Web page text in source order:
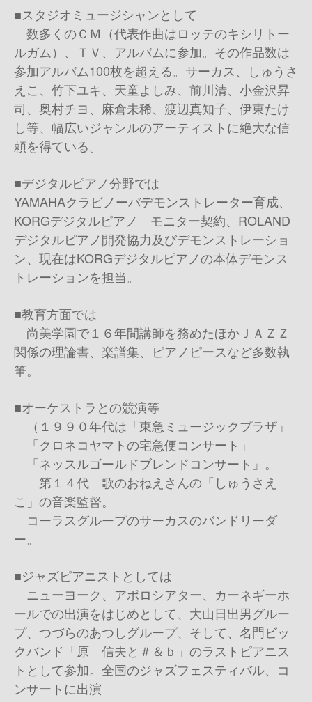
■スタジオミュージシャンとして
数多くのＣＭ（代表作曲はロッテのキシリトー
ルガム）、ＴＶ、アルバムに参加。その作品数は
参加アルバム100枚を超える。サーカス、しゅうさ
えこ、竹下ユキ、天童よしみ、前川清、小金沢昇
司、奥村チヨ、麻倉未稀、渡辺真知子、伊東たけ
し等、幅広いジャンルのアーティストに絶大な信
頼を得ている。
■デジタルピアノ分野では
YAMAHAクラビノーバデモンストレーター育成、
KORGデジタルピアノ モニター契約、ROLAND
デジタルピアノ開発協力及びデモンストレーショ
ン、現在はKORGデジタルピアノの本体デモンス
トレーションを担当。
■教育方面では
尚美学園で１６年間講師を務めたほかＪＡＺＺ
関係の理論書、楽譜集、ピアノピースなど多数執
筆。
■オーケストラとの競演等
（１９９０年代は「東急ミュージックプラザ」
「クロネコヤマトの宅急便コンサート」
「ネッスルゴールドブレンドコンサート」。
第１４代 歌のおねえさんの「しゅうさえ
こ」の音楽監督。
コーラスグループのサーカスのバンドリーダ
ー。
■ジャズピアニストとしては
ニューヨーク、アポロシアター、カーネギーホ
ールでの出演をはじめとして、大山日出男グルー
プ、つづらのあつしグループ、そして、名門ビッ
クバンド「原 信夫と＃＆ｂ」のラストピアニス
トとして参加。全国のジャズフェスティバル、コ
ンサートに出演